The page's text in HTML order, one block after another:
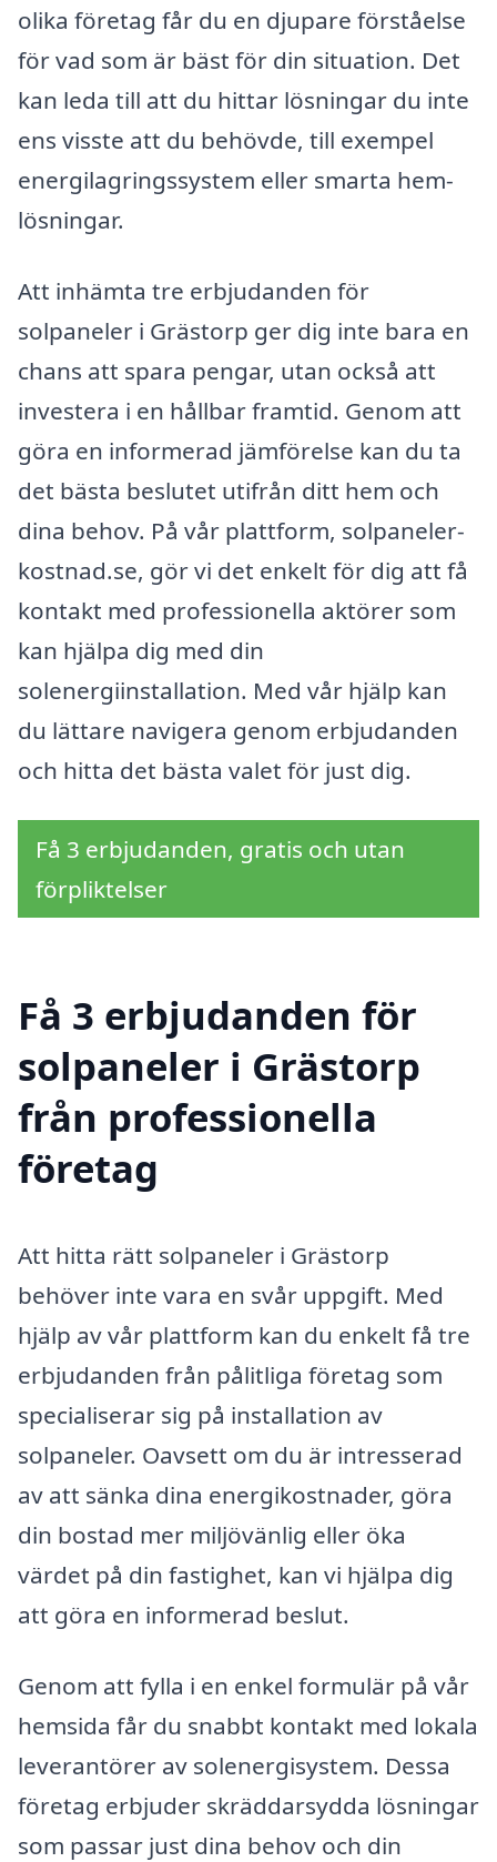
olika företag får du en djupare förståelse
för vad som är bäst för din situation. Det
kan leda till att du hittar lösningar du inte
ens visste att du behövde, till exempel
energilagringssystem eller smarta hem-
lösningar.
Att inhämta tre erbjudanden för
solpaneler i Grästorp ger dig inte bara en
chans att spara pengar, utan också att
investera i en hållbar framtid. Genom att
göra en informerad jämförelse kan du ta
det bästa beslutet utifrån ditt hem och
dina behov. På vår plattform, solpaneler-
kostnad.se, gör vi det enkelt för dig att få
kontakt med professionella aktörer som
kan hjälpa dig med din
solenergiinstallation. Med vår hjälp kan
du lättare navigera genom erbjudanden
och hitta det bästa valet för just dig.
Få 3 erbjudanden, gratis och utan
förpliktelser
Få 3 erbjudanden för
solpaneler i Grästorp
från professionella
företag
Att hitta rätt solpaneler i Grästorp
behöver inte vara en svår uppgift. Med
hjälp av vår plattform kan du enkelt få tre
erbjudanden från pålitliga företag som
specialiserar sig på installation av
solpaneler. Oavsett om du är intresserad
av att sänka dina energikostnader, göra
din bostad mer miljövänlig eller öka
värdet på din fastighet, kan vi hjälpa dig
att göra en informerad beslut.
Genom att fylla i en enkel formulär på vår
hemsida får du snabbt kontakt med lokala
leverantörer av solenergisystem. Dessa
företag erbjuder skräddarsydda lösningar
som passar just dina behov och din